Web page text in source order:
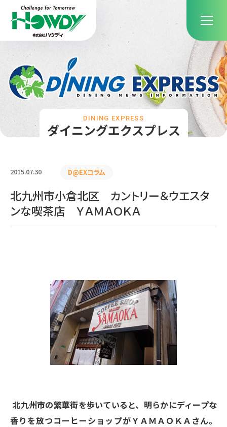
ダイニングエクスプレス
DINING EXPRESS
2015.07.30 D@EXコラム
北九州市小倉北区 カントリー＆ウエスタ
ンな喫茶店 ＹＡＭＡＯＫＡ
北九州市の繁華街を歩いていると、明らかにディープな
香りを放つコーヒーショップがＹＡＭＡＯＫＡさん。